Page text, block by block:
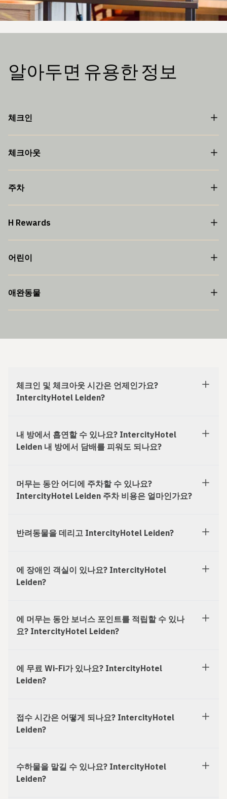
알아두면 유용한 정보
체크인
체크아웃
주차
H Rewards
어린이
애완동물
체크인 및 체크아웃 시간은 언제인가요?
IntercityHotel Leiden?
내 방에서 흡연할 수 있나요? IntercityHotel
Leiden 내 방에서 담배를 피워도 되나요?
머무는 동안 어디에 주차할 수 있나요?
IntercityHotel Leiden 주차 비용은 얼마인가요?
반려동물을 데리고 IntercityHotel Leiden?
에 장애인 객실이 있나요? IntercityHotel
Leiden?
에 머무는 동안 보너스 포인트를 적립할 수 있나
요? IntercityHotel Leiden?
에 무료 Wi-Fi가 있나요? IntercityHotel
Leiden?
접수 시간은 어떻게 되나요? IntercityHotel
Leiden?
수하물을 맡길 수 있나요? IntercityHotel
Leiden?